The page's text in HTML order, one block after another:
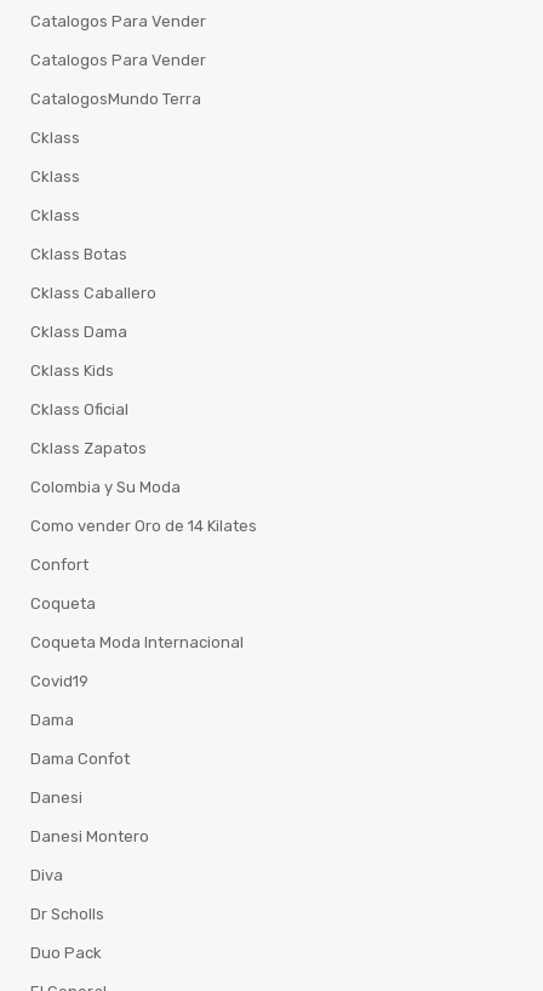
Catalogos Para Vender
Catalogos Para Vender
CatalogosMundo Terra
Cklass
Cklass
Cklass
Cklass Botas
Cklass Caballero
Cklass Dama
Cklass Kids
Cklass Oficial
Cklass Zapatos
Colombia y Su Moda
Como vender Oro de 14 Kilates
Confort
Coqueta
Coqueta Moda Internacional
Covid19
Dama
Dama Confot
Danesi
Danesi Montero
Diva
Dr Scholls
Duo Pack